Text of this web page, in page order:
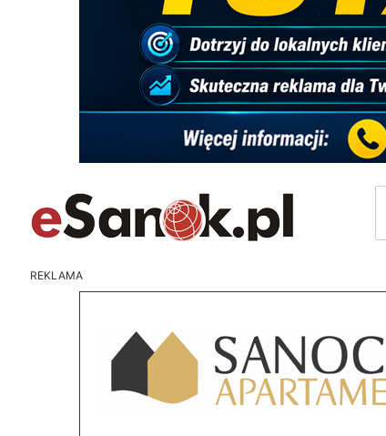
REKLAMA